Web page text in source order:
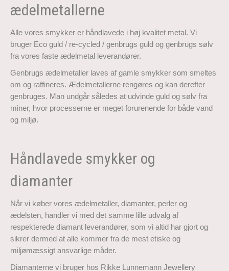
ædelmetallerne
Alle vores smykker er håndlavede i høj kvalitet metal. Vi
bruger Eco guld / re-cycled / genbrugs guld og genbrugs sølv
fra vores faste ædelmetal leverandører.
Genbrugs ædelmetaller laves af gamle smykker som smeltes
om og raffineres. Ædelmetallerne rengøres og kan derefter
genbruges. Man undgår således at udvinde guld og sølv fra
miner, hvor processerne er meget forurenende for både vand
og miljø.
Håndlavede smykker og
diamanter
Når vi køber vores ædelmetaller, diamanter, perler og
ædelsten, handler vi med det samme lille udvalg af
respekterede diamant leverandører, som vi altid har gjort og
sikrer dermed at alle kommer fra de mest etiske og
miljømæssigt ansvarlige måder.
Diamanterne vi bruger hos Rikke Lunnemann Jewellery